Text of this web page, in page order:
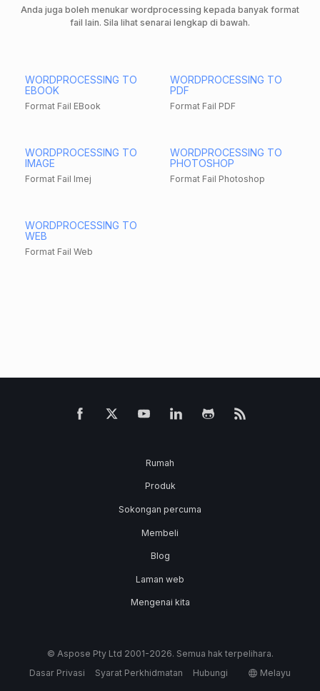
Anda juga boleh menukar wordprocessing kepada banyak format
fail lain. Sila lihat senarai lengkap di bawah.
WORDPROCESSING TO
EBOOK
Format Fail EBook
WORDPROCESSING TO
PDF
Format Fail PDF
WORDPROCESSING TO
IMAGE
Format Fail Imej
WORDPROCESSING TO
PHOTOSHOP
Format Fail Photoshop
WORDPROCESSING TO
WEB
Format Fail Web
Rumah
Produk
Sokongan percuma
Membeli
Blog
Laman web
Mengenai kita
© Aspose Pty Ltd 2001-2026. Semua hak terpelihara.
Dasar Privasi
Syarat Perkhidmatan Hubungi Melayu